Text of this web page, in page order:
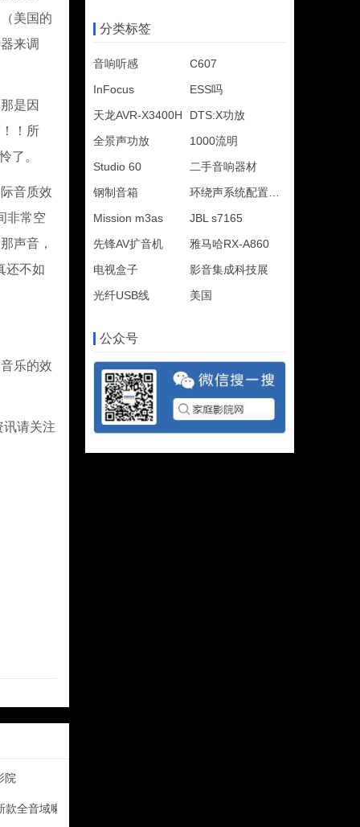
美国的
来调
是因
！所
了。
音质效
非常空
声音，
还不如
乐的效
讯请关注
院
全音域喇叭A1.
分类标签
音响听感
C607
InFocus
ESS吗
天龙AVR-X3400H
DTS:X功放
全景声功放
1000流明
Studio 60
二手音响器材
钢制音箱
Mission m3as
JBL s7165
先锋AV扩音机
雅马哈RX-A860
电视盒子
影音集成科技展
光纤USB线
美国
公众号